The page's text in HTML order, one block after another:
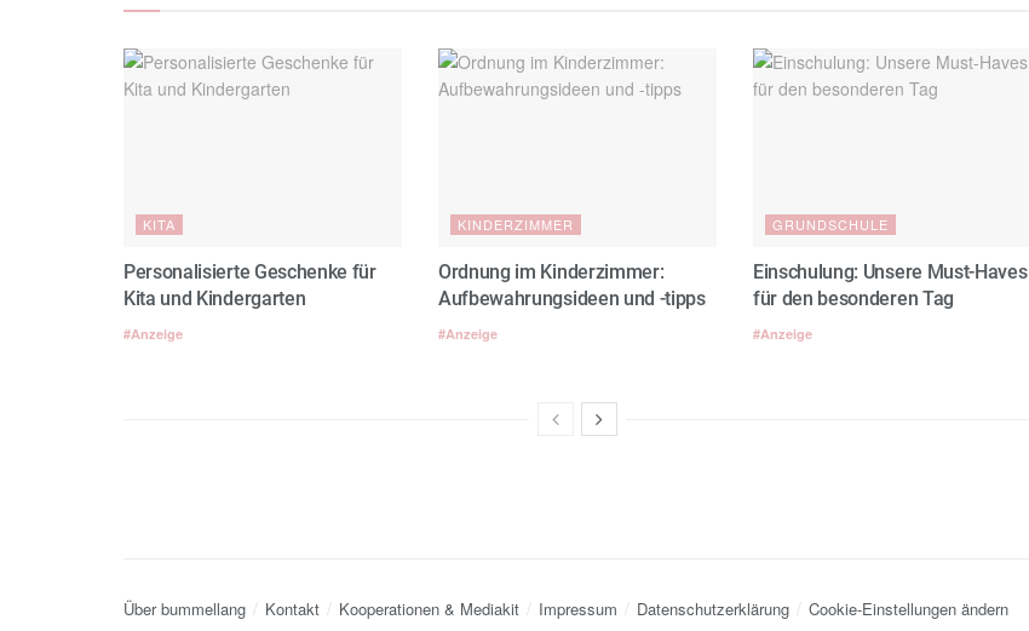
KITA
Personalisierte Geschenke für
Kita und Kindergarten
#Anzeige
KINDERZIMMER
Ordnung im Kinderzimmer:
Aufbewahrungsideen und -tipps
#Anzeige
GRUNDSCHULE
Einschulung: Unsere Must-Haves
für den besonderen Tag
#Anzeige
Über bummellang Kontakt Kooperationen & Mediakit Impressum Datenschutzerklärung Cookie-Einstellungen ändern